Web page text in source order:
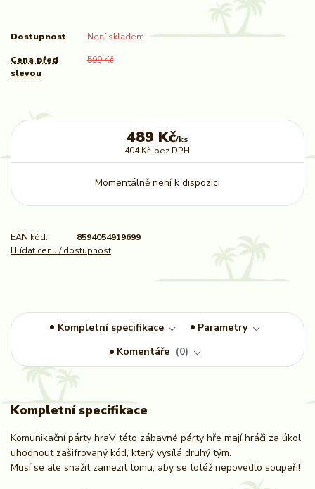
Dostupnost Není skladem
Cena před
slevou
599 Kč
489 Kč/ks
404 Kč bez DPH
Momentálně není k dispozici
EAN kód:
8594054919699
Hlídat cenu / dostupnost
Kompletní specifikace
Parametry
Komentáře
0
Kompletní specifikace
Komunikační párty hraV této zábavné párty hře mají hráči za úkol
uhodnout zašifrovaný kód, který vysílá druhý tým.
Musí se ale snažit zamezit tomu, aby se totéž nepovedlo soupeři!